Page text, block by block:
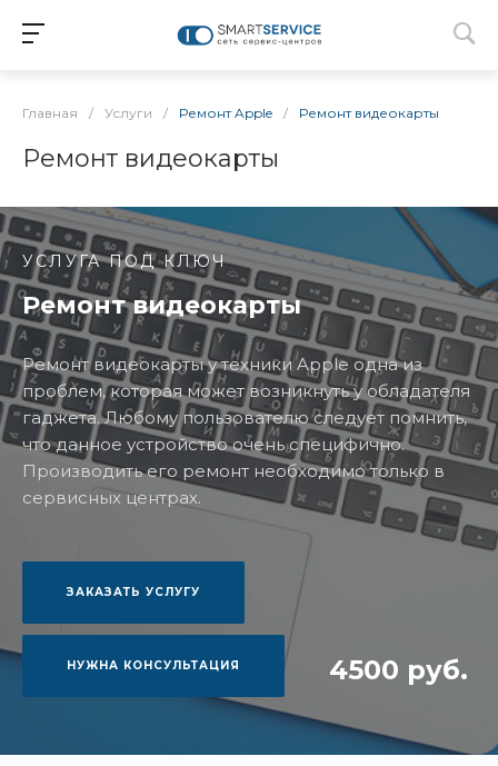
Главная / Услуги / Ремонт Apple / Ремонт видеокарты
Ремонт видеокарты
УСЛУГА ПОД КЛЮЧ
Ремонт видеокарты
Ремонт видеокарты у техники Apple одна из
проблем, которая может возникнуть у обладателя
гаджета. Любому пользователю следует помнить,
что данное устройство очень специфично.
Производить его ремонт необходимо только в
сервисных центрах.
ЗАКАЗАТЬ УСЛУГУ
НУЖНА КОНСУЛЬТАЦИЯ 4500 руб.